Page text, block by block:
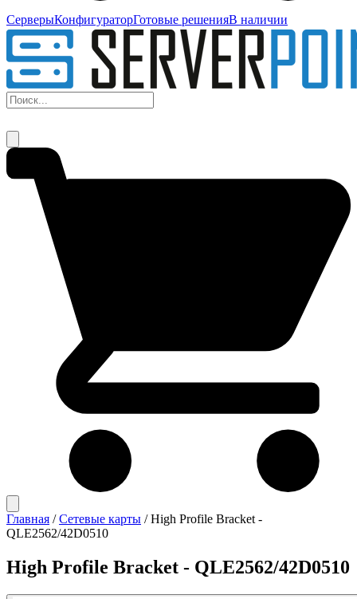
СерверыКонфигураторГотовые решенияВ наличии
Главная / Сетевые карты / High Profile Bracket -
QLE2562/42D0510
High Profile Bracket - QLE2562/42D0510